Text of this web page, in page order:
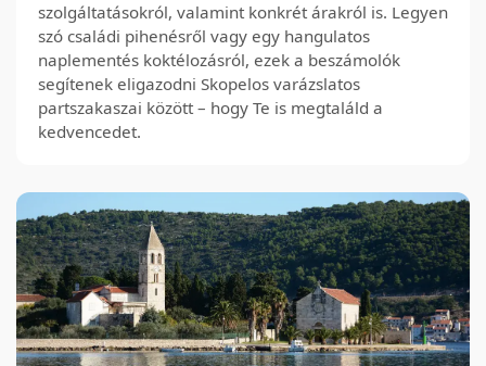
szolgáltatásokról, valamint konkrét árakról is. Legyen
szó családi pihenésről vagy egy hangulatos
naplementés koktélozásról, ezek a beszámolók
segítenek eligazodni Skopelos varázslatos
partszakaszai között – hogy Te is megtaláld a
kedvencedet.